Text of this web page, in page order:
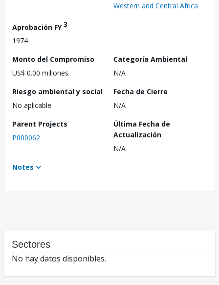
Western and Central Africa
Aprobación FY3
1974
Monto del Compromiso
US$ 0.00 millones
Categoría Ambiental
N/A
Riesgo ambiental y social
No aplicable
Fecha de Cierre
N/A
Parent Projects
P000062
Última Fecha de
Actualización
N/A
Notes
Sectores
No hay datos disponibles.